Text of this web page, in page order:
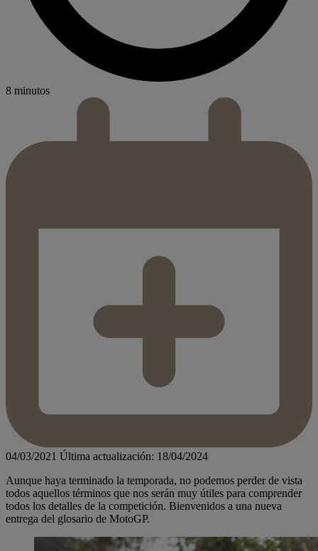
8 minutos
04/03/2021 Última actualización: 18/04/2024
Aunque haya terminado la temporada, no podemos perder de vista
todos aquellos términos que nos serán muy útiles para comprender
todos los detalles de la competición. Bienvenidos a una nueva
entrega del glosario de MotoGP.